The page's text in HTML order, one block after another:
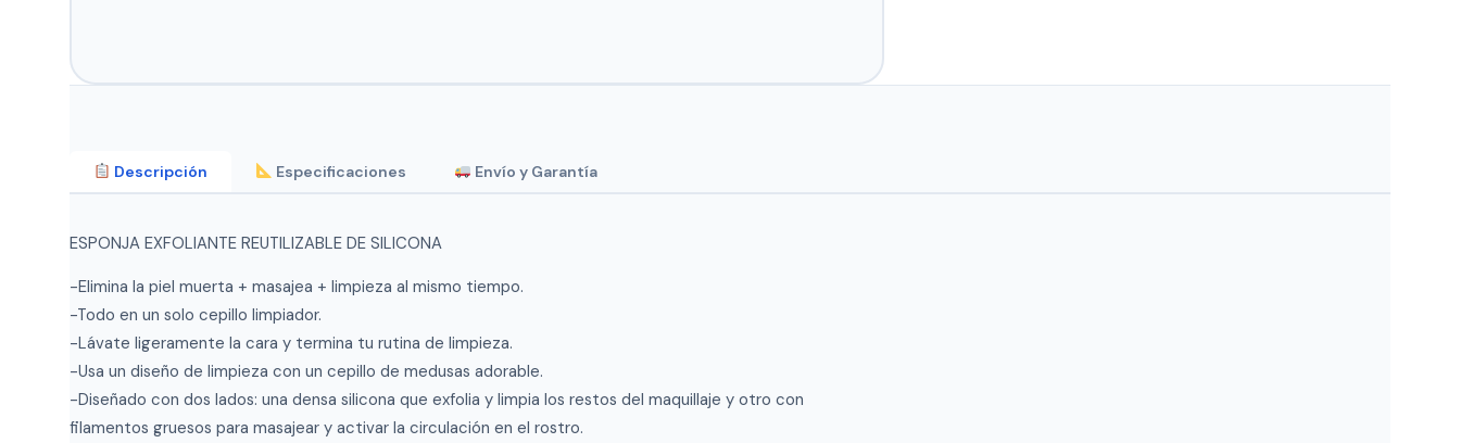
Descripción Especificaciones Envío y Garantía
ESPONJA EXFOLIANTE REUTILIZABLE DE SILICONA
-Elimina la piel muerta + masajea + limpieza al mismo tiempo.
-Todo en un solo cepillo limpiador.
-Lávate ligeramente la cara y termina tu rutina de limpieza.
-Usa un diseño de limpieza con un cepillo de medusas adorable.
-Diseñado con dos lados: una densa silicona que exfolia y limpia los restos del maquillaje y otro con
filamentos gruesos para masajear y activar la circulación en el rostro.